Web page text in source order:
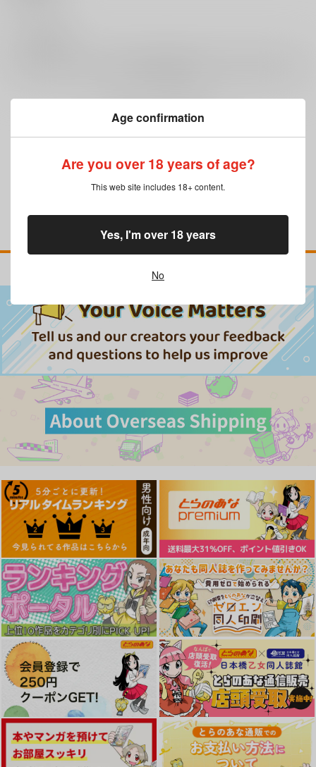
まだレビューはありません
Age confirmation
Are you over 18 years of age?
This web site includes 18+ content.
No
Yes, I'm over 18 years